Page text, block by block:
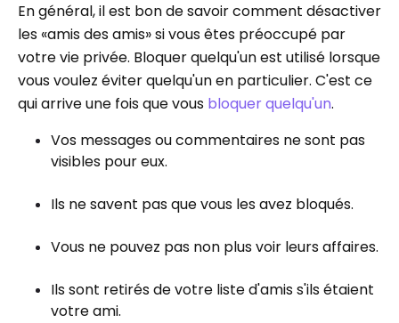
En général, il est bon de savoir comment désactiver
les «amis des amis» si vous êtes préoccupé par
votre vie privée. Bloquer quelqu'un est utilisé lorsque
vous voulez éviter quelqu'un en particulier. C'est ce
qui arrive une fois que vous bloquer quelqu'un.
Vos messages ou commentaires ne sont pas
visibles pour eux.
Ils ne savent pas que vous les avez bloqués.
Vous ne pouvez pas non plus voir leurs affaires.
Ils sont retirés de votre liste d'amis s'ils étaient
votre ami.